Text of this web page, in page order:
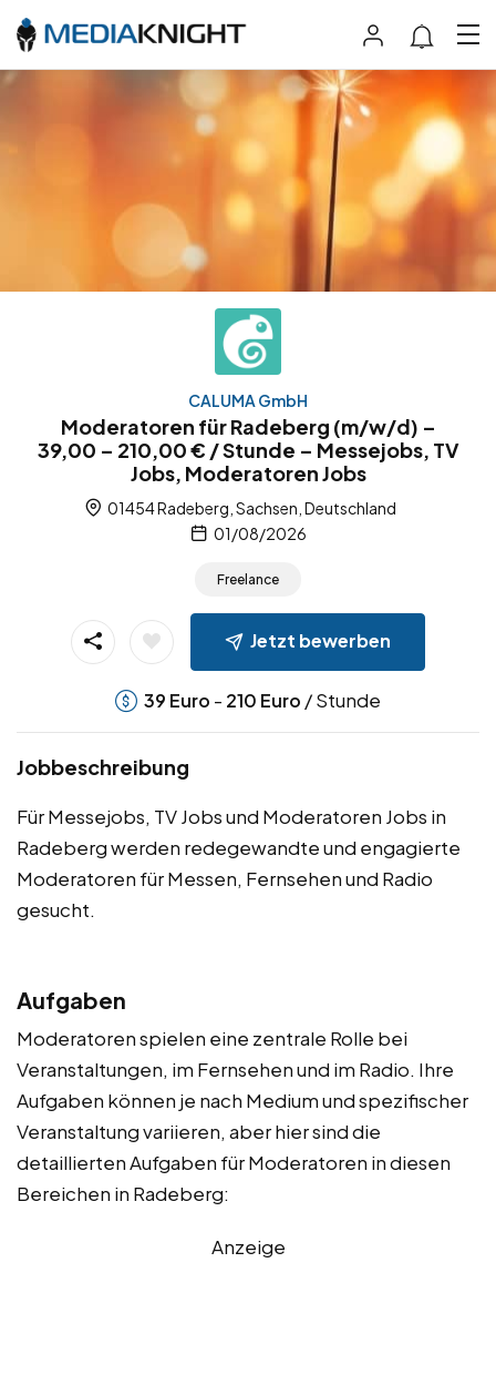
CALUMA GmbH
Moderatoren für Radeberg (m/w/d) –
39,00 – 210,00 € / Stunde – Messejobs, TV
Jobs, Moderatoren Jobs
01454 Radeberg, Sachsen, Deutschland
01/08/2026
Freelance
Jetzt bewerben
39 Euro - 210 Euro / Stunde
Jobbeschreibung
Für Messejobs, TV Jobs und Moderatoren Jobs in
Radeberg werden redegewandte und engagierte
Moderatoren für Messen, Fernsehen und Radio
gesucht.
Aufgaben
Moderatoren spielen eine zentrale Rolle bei
Veranstaltungen, im Fernsehen und im Radio. Ihre
Aufgaben können je nach Medium und spezifischer
Veranstaltung variieren, aber hier sind die
detaillierten Aufgaben für Moderatoren in diesen
Bereichen in Radeberg:
Anzeige